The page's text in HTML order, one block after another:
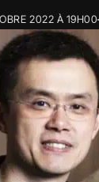
2022 À 19H00